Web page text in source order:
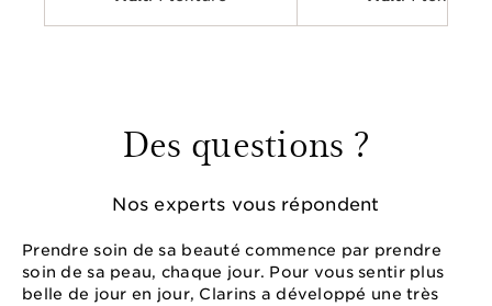
Des questions ?
Nos experts vous répondent
Prendre soin de sa beauté commence par prendre
soin de sa peau, chaque jour. Pour vous sentir plus
belle de jour en jour, Clarins a développé une très